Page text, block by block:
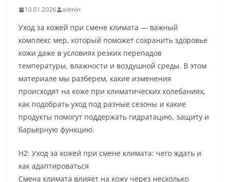
10.01.2026 admin
Уход за кожей при смене климата — важный
комплекс мер, который поможет сохранить здоровье
кожи даже в условиях резких перепадов
температуры, влажности и воздушной среды. В этом
материале мы разберем, какие изменения
происходят на коже при климатических колебаниях,
как подобрать уход под разные сезоны и какие
продукты помогут поддержать гидратацию, защиту и
барьерную функцию.
H2: Уход за кожей при смене климата: чего ждать и
как адаптироваться
Смена климата влияет на кожу через несколько